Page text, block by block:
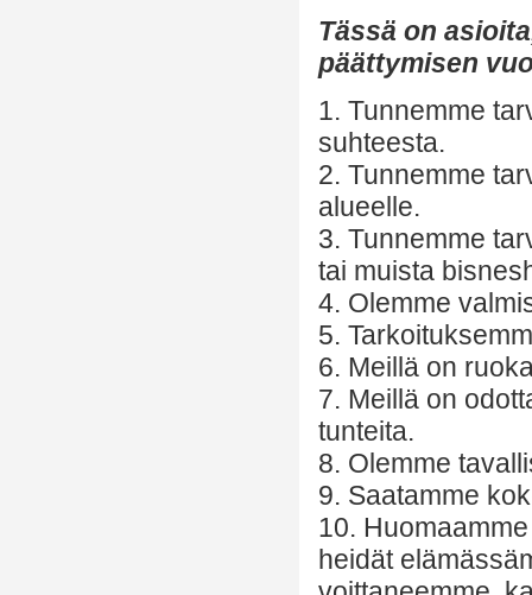
Tässä on
päättymisen
1. Tunnemme
suhteesta.
2. Tunnemme
alueelle.
3. Tunnemme
tai muista
4. Olemme
5.
6. Meillä on
7. Meillä on
tunteita.
8. Olemme
9. Saatamme
10.
heidät